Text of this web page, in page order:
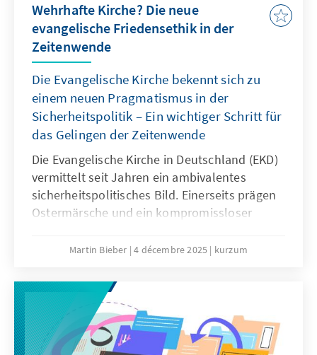
Wehrhafte Kirche? Die neue
evangelische Friedensethik in der
Zeitenwende
Die Evangelische Kirche bekennt sich zu
einem neuen Pragmatismus in der
Sicherheitspolitik – Ein wichtiger Schritt für
das Gelingen der Zeitenwende
Die Evangelische Kirche in Deutschland (EKD)
vermittelt seit Jahren ein ambivalentes
sicherheitspolitisches Bild. Einerseits prägen
Ostermärsche und ein kompromissloser
Kirchenmitglieder. Andererseits engagieren
Militärseelsorge der Bundeswehr und
begleiten Soldatinnen und Soldaten bei
Auslandseinsätzen.
Martin Bieber 4 décembre 2025 kurzum